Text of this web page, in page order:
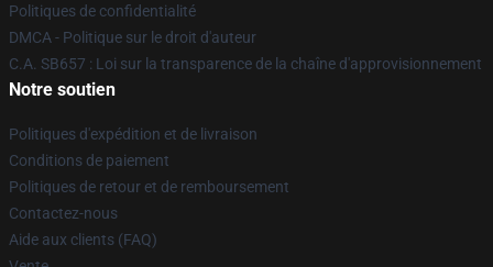
Politiques de confidentialité
DMCA - Politique sur le droit d'auteur
C.A. SB657 : Loi sur la transparence de la chaîne d'approvisionnement
Notre soutien
Politiques d'expédition et de livraison
Conditions de paiement
Politiques de retour et de remboursement
Contactez-nous
Aide aux clients (FAQ)